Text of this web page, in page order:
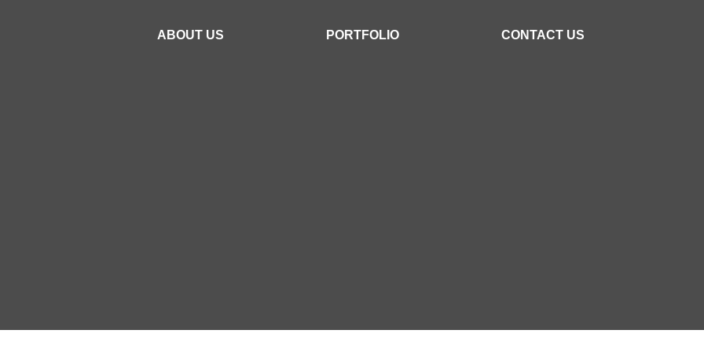
ABOUT US PORTFOLIO CONTACT US